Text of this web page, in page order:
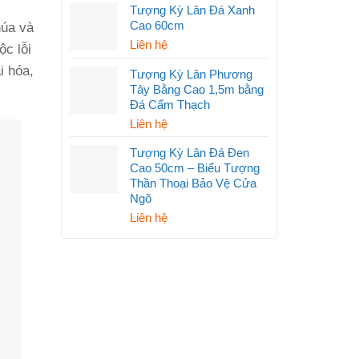
và
lỗi
hóa,
Tượng Kỳ Lân Đá Xanh
Cao 60cm
Liên hệ
Tượng Kỳ Lân Phương
Tây Bằng Cao 1,5m bằng
Đá Cẩm Thạch
Liên hệ
Tượng Kỳ Lân Đá Đen
Cao 50cm – Biểu Tượng
Thần Thoại Bảo Vệ Cửa
Ngõ
Liên hệ